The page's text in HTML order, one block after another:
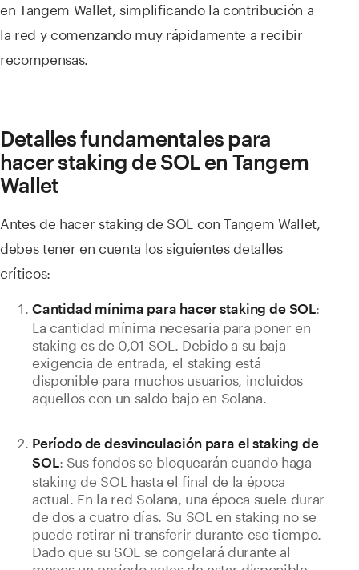
en Tangem Wallet, simplificando la contribución a
la red y comenzando muy rápidamente a recibir
recompensas.
Detalles fundamentales para
hacer staking de SOL en Tangem
Wallet
Antes de hacer staking de SOL con Tangem Wallet,
debes tener en cuenta los siguientes detalles
críticos:
Cantidad mínima para hacer staking de SOL :
La cantidad mínima necesaria para poner en
staking es de 0,01 SOL. Debido a su baja
exigencia de entrada, el staking está
disponible para muchos usuarios, incluidos
aquellos con un saldo bajo en Solana.
Período de desvinculación para el staking de
SOL : Sus fondos se bloquearán cuando haga
staking de SOL hasta el final de la época
actual. En la red Solana, una época suele durar
de dos a cuatro días. Su SOL en staking no se
puede retirar ni transferir durante ese tiempo.
Dado que su SOL se congelará durante al